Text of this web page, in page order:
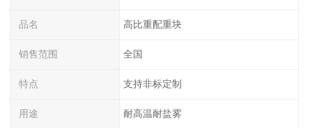
品名 高比重配重块
销售范围 全国
特点 支持非标定制
用途 耐高温耐盐雾